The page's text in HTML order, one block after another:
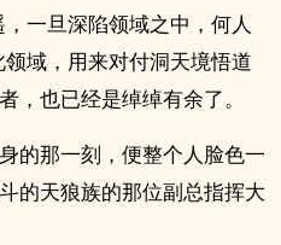
一旦深陷领域之中，何人
域，用来对付洞天境悟道
，也已经是绰绰有余了。
的那一刻，便整个人脸色一
的天狼族的那位副总指挥大